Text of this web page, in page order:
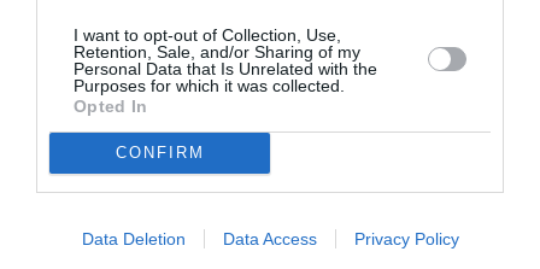
I want to opt-out of Collection, Use,
Retention, Sale, and/or Sharing of my
Personal Data that Is Unrelated with the
Purposes for which it was collected.
Opted In
CONFIRM
Data Deletion Data Access Privacy Policy
Σχετικά Άρθρα